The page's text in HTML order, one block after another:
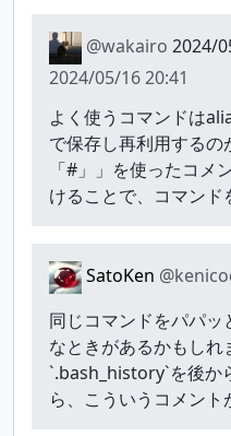
@wakairo 2024/
2024/05/16 20:41
よく使うコマンドは
で保存し再利用するの
「#」」を使ったコメ
けることで、コマン
SatoKen
同じコマンドをパパ
なときがあるかもしれ
`.bash_history`を後か
ら、こういうコメン